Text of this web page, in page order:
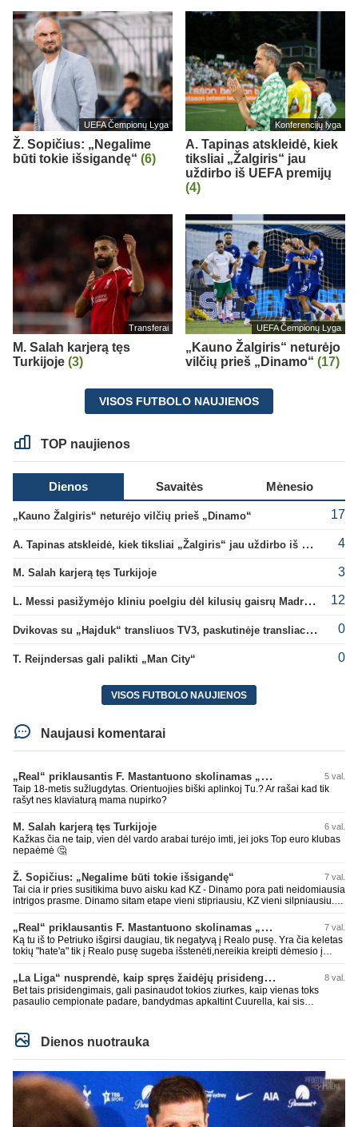
UEFA Čempionų Lyga
Ž. Sopičius: „Negalime
būti tokie išsigandę“ (6)
Konferencijų lyga
A. Tapinas atskleidė, kiek
tiksliai „Žalgiris“ jau
uždirbo iš UEFA premijų
(4)
Transferai
M. Salah karjerą tęs
Turkijoje (3)
UEFA Čempionų Lyga
„Kauno Žalgiris“ neturėjo
vilčių prieš „Dinamo“ (17)
VISOS FUTBOLO NAUJIENOS
TOP naujienos
Dienos Savaitės Mėnesio
„Kauno Žalgiris“ neturėjo vilčių prieš „Dinamo“ 17
A. Tapinas atskleidė, kiek tiksliai „Žalgiris“ jau uždirbo iš UEFA premijų 4
M. Salah karjerą tęs Turkijoje 3
L. Messi pasižymėjo kliniu poelgiu dėl kilusių gaisrų Madride 12
Dvikovas su „Hajduk“ transliuos TV3, paskutinėje transliacijoje – nauji rekordai 0
T. Reijndersas gali palikti „Man City“ 0
VISOS FUTBOLO NAUJIENOS
Naujausi komentarai
„Real“ priklausantis F. Mastantuono skolinamas „Fiorentina“ ekipai 5 val.
Taip 18-metis sužlugdytas. Orientuojies biški aplinkoj Tu.? Ar rašai kad tik
rašyt nes klaviaturą mama nupirko?
M. Salah karjerą tęs Turkijoje 6 val.
Kažkas čia ne taip, vien dėl vardo arabai turėjo imti, jei joks Top euro klubas
nepaėmė 🤔
Ž. Sopičius: „Negalime būti tokie išsigandę“ 7 val.
Tai cia ir pries susitikima buvo aisku kad KZ - Dinamo pora pati neidomiausia
intrigos prasme. Dinamo sitam etape vieni stipriausiu, KZ vieni silpniausiu.
„Real“ priklausantis F. Mastantuono skolinamas „Fiorentina“ ekipai 7 val.
Ką tu iš to Petriuko išgirsi daugiau, tik negatyvą į Realo pusę. Yra čia keletas
tokių "hate'a" tik į Realo pusę sugeba išstenėti,nereikia kreipti dėmesio į
„La Liga“ nusprendė, kaip spręs žaidėjų prisidengimo burnomis klausimą 8 val.
Bet tais prisidengimais, gali pasinaudot tokios ziurkes, kaip vienas toks
pasaulio cempionate padare, bandydmas apkaltint Cuurella, kai sis
Dienos nuotrauka